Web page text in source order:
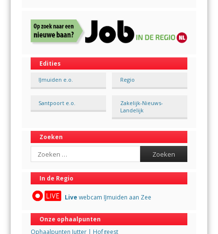
Edities
IJmuiden e.o. Regio
Santpoort e.o.
Zakelijk-Nieuws-
Landelijk
Zoeken
Search
In de Regio
Live webcam IJmuiden aan Zee
Onze ophaalpunten
Ophaalpunten Jutter | Hofgeest